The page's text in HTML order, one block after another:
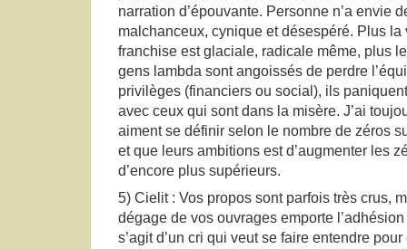
narration d’épouvante. Personne n’a envie
malchanceux, cynique et désespéré. Plus
franchise est glaciale, radicale même, plus
gens lambda sont angoissés de perdre
privilèges (financiers ou social), ils
avec ceux qui sont dans la misère. J’ai
aiment se définir selon le nombre de zéros
et que leurs ambitions est d’augmenter les
d’encore plus supérieurs.
5) Cielit : Vos propos sont parfois très crus,
dégage de vos ouvrages emporte
s’agit d’un cri qui veut se faire entendre